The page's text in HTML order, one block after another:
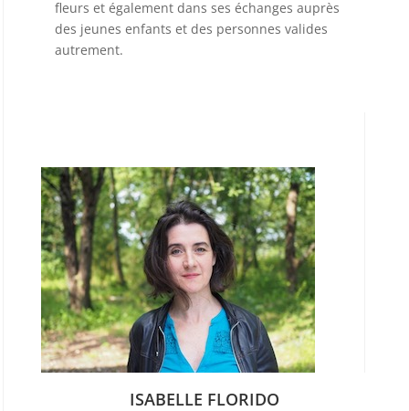
fleurs et également dans ses échanges auprès
des jeunes enfants et des personnes valides
autrement.
ISABELLE FLORIDO